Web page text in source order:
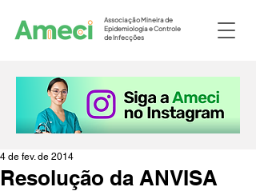
Associação Mineira de
Epidemiologia e Controle
de Infecções
Resolução da ANVISA
4 de fev. de 2014